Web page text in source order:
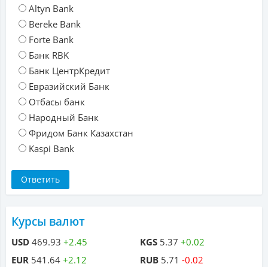
Altyn Bank
Bereke Bank
Forte Bank
Банк RBK
Банк ЦентрКредит
Евразийский Банк
Отбасы банк
Народный Банк
Фридом Банк Казахстан
Kaspi Bank
Курсы валют
USD 469.93 +2.45
EUR 541.64 +2.12
KGS 5.37 +0.02
RUB 5.71 -0.02